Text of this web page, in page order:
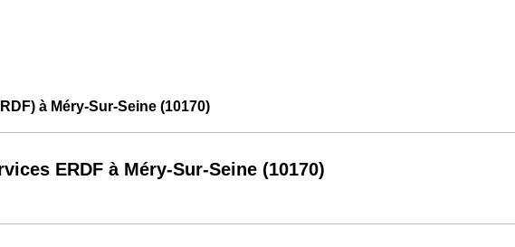
à Méry-Sur-Seine (10170)
ERDF à Méry-Sur-Seine (10170)